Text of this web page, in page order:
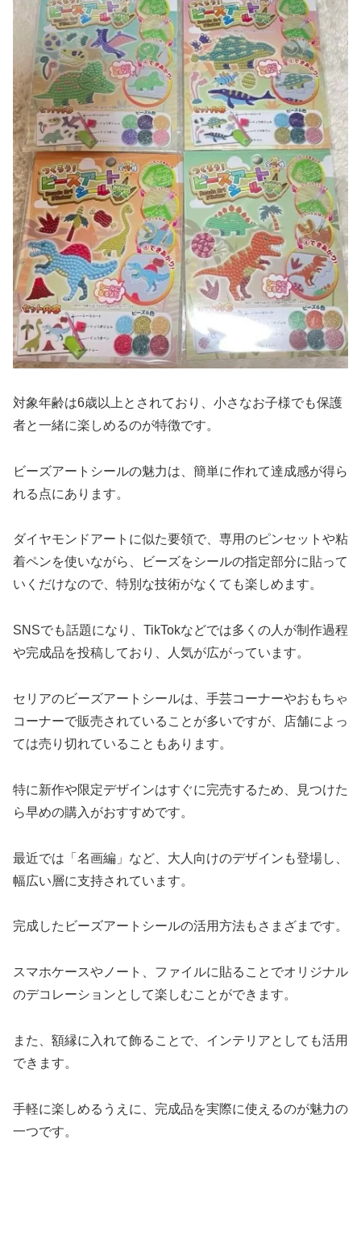
対象年齢は6歳以上とされており、小さなお子様でも保護
者と一緒に楽しめるのが特徴です。
ビーズアートシールの魅力は、簡単に作れて達成感が得ら
れる点にあります。
ダイヤモンドアートに似た要領で、専用のピンセットや粘
着ペンを使いながら、ビーズをシールの指定部分に貼って
いくだけなので、特別な技術がなくても楽しめます。
SNSでも話題になり、TikTokなどでは多くの人が制作過程
や完成品を投稿しており、人気が広がっています。
セリアのビーズアートシールは、手芸コーナーやおもちゃ
コーナーで販売されていることが多いですが、店舗によっ
ては売り切れていることもあります。
特に新作や限定デザインはすぐに完売するため、見つけた
ら早めの購入がおすすめです。
最近では「名画編」など、大人向けのデザインも登場し、
幅広い層に支持されています。
完成したビーズアートシールの活用方法もさまざまです。
スマホケースやノート、ファイルに貼ることでオリジナル
のデコレーションとして楽しむことができます。
また、額縁に入れて飾ることで、インテリアとしても活用
できます。
手軽に楽しめるうえに、完成品を実際に使えるのが魅力の
一つです。